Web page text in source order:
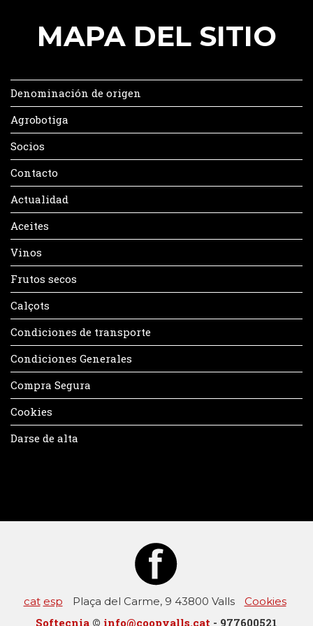
MAPA DEL SITIO
Denominación de origen
Agrobotiga
Socios
Contacto
Actualidad
Aceites
Vinos
Frutos secos
Calçots
Condiciones de transporte
Condiciones Generales
Compra Segura
Cookies
Darse de alta
cat esp Plaça del Carme, 9 43800 Valls Cookies
Softecnia © info@coopvalls.cat - 977600521